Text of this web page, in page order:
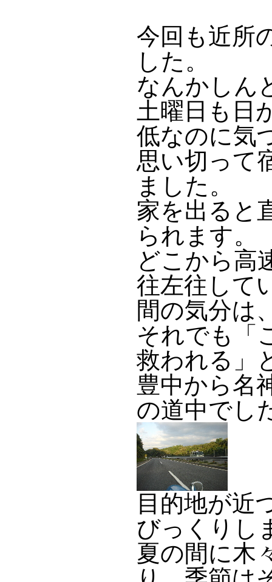
今回も近所
した。
なんかしん
土曜日も日
低なのに気
思い切って
ました。
家を出ると
られます。
どこから高
往左往して
間の気分は
それでも「
救われる」
豊中から名
の道中でし
目的地が近
びっくりし
夏の間に木